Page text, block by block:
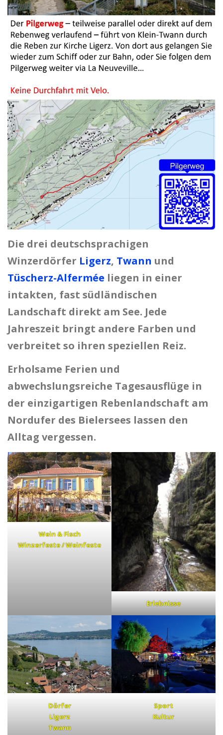
Die drei deutschsprachigen
Winzerdörfer Ligerz, Twann und
Tüscherz-Alfermée liegen in einer
intakten, fast südländischen
Landschaft direkt am See. Jede
Jahreszeit bringt andere Farben und
verbreitet so ihren speziellen Reiz.
Erholsame Ferien und
abwechslungsreiche Tagesausflüge in
der einzigartigen Rebenlandschaft am
Nordufer des Bielersees lassen den
Alltag vergessen.
Wein & Fisch
Winzerfeste / Weinfeste
Erlebnisse
Dörfer
Ligerz
Twann
Sport
Kultur